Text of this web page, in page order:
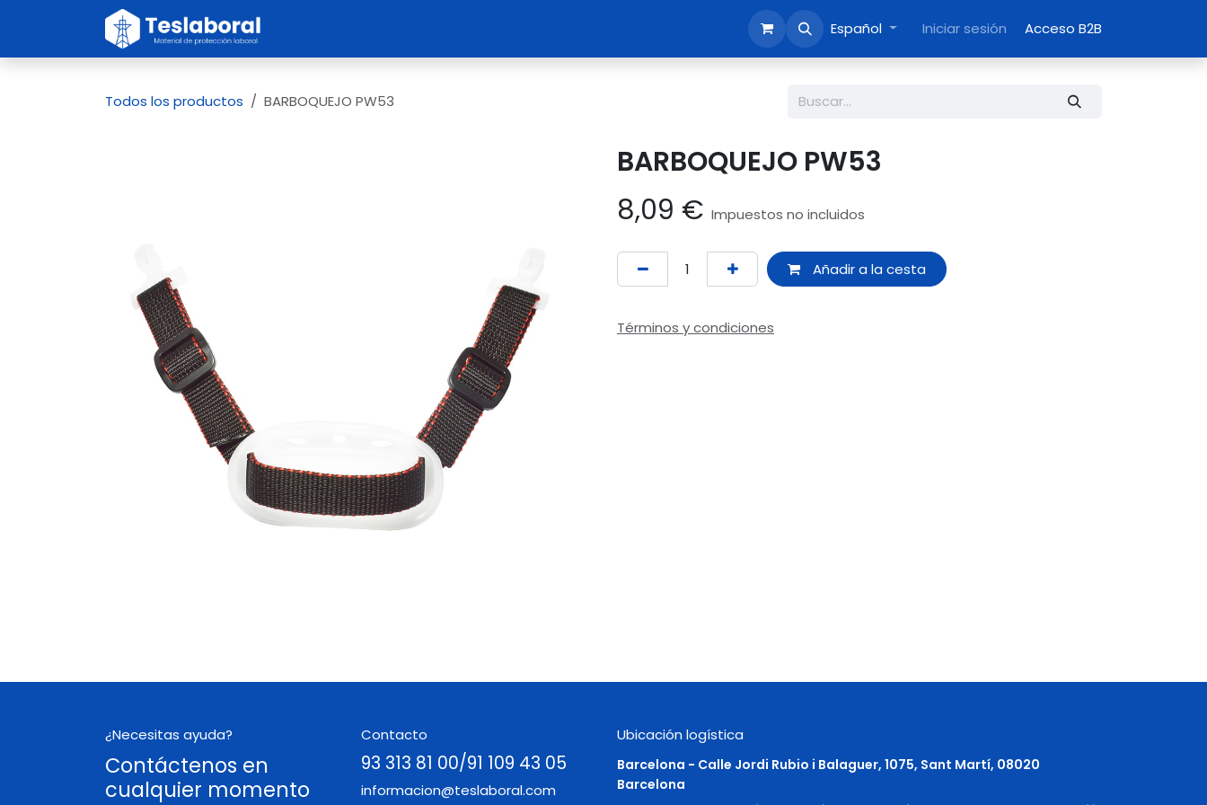
Revisión EPI365 Español Iniciar sesión Acceso B2B
Todos los productos BARBOQUEJO PW53
BARBOQUEJO PW53
8,09 € Impuestos no incluidos
Añadir a la cesta
Términos y condiciones
¿Necesitas ayuda?
Contáctenos en
cualquier momento
Contacto
93 313 81 00/91 109 43 05
informacion@teslaboral.com
Ubicación logística
Barcelona - Calle Jordi Rubio i Balaguer, 1075, Sant Martí, 08020
Barcelona